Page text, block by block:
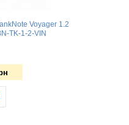
Voyager 1.2
TK-1-2-VIN